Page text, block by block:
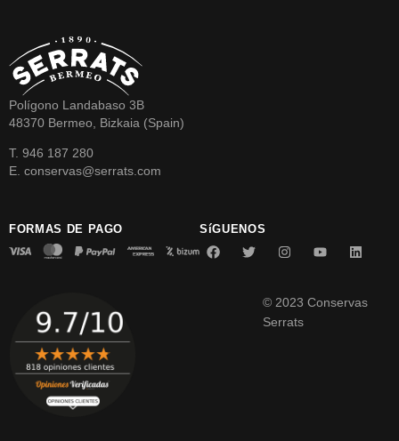
Polígono Landabaso 3B
48370 Bermeo, Bizkaia (Spain)
T. 946 187 280
E. conservas@serrats.com
FORMAS DE PAGO SíGUENOS
© 2023 Conservas
Serrats